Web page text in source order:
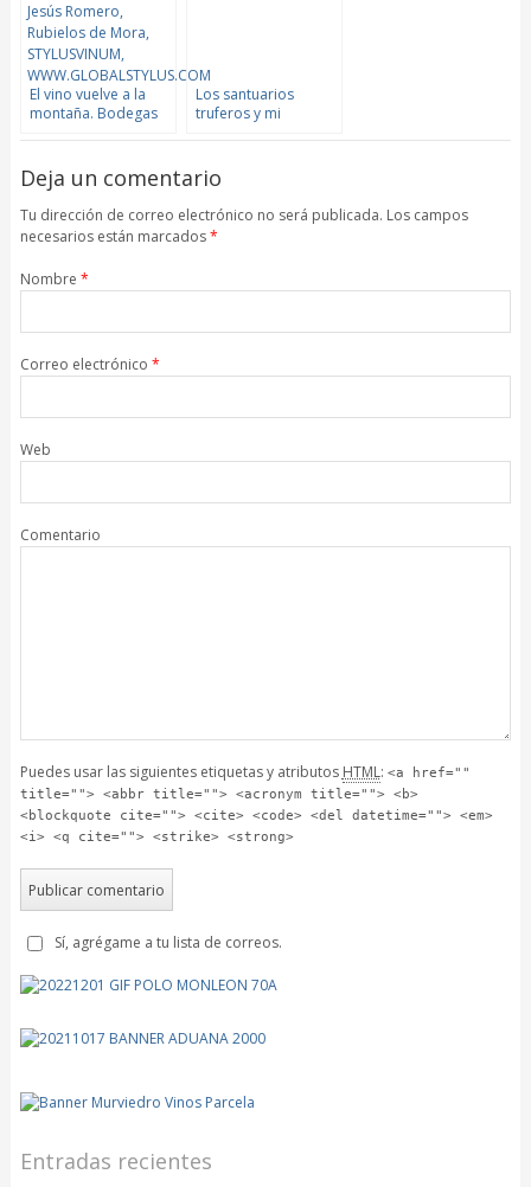
El vino vuelve a la
montaña. Bodegas
Los santuarios
truferos y mi
Deja un comentario
Tu dirección de correo electrónico no será publicada. Los campos
necesarios están marcados*
Nombre *
Correo electrónico *
Web
Comentario
Puedes usar las siguientes etiquetas y atributos HTML: <a href=""
title=""> <abbr title=""> <acronym title=""> <b>
<blockquote cite=""> <cite> <code> <del datetime=""> <em>
<i> <q cite=""> <strike> <strong>
Sí, agrégame a tu lista de correos.
Entradas recientes